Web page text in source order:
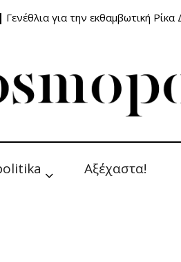
Γενέθλια για την εκθαμβωτική Ρίκα
Αξέχαστα!